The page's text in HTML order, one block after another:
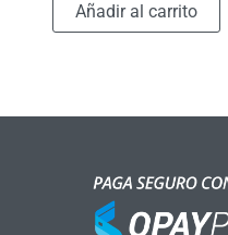
Añadir al carrito